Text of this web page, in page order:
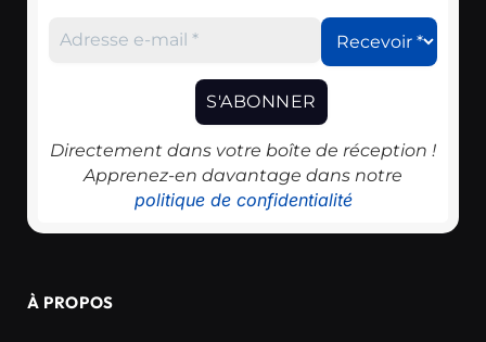
Directement dans votre boîte de réception !
Apprenez-en davantage dans notre
politique de confidentialité
À PROPOS